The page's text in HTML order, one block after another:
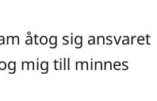
åtog sig ansvaret
mig till minnes